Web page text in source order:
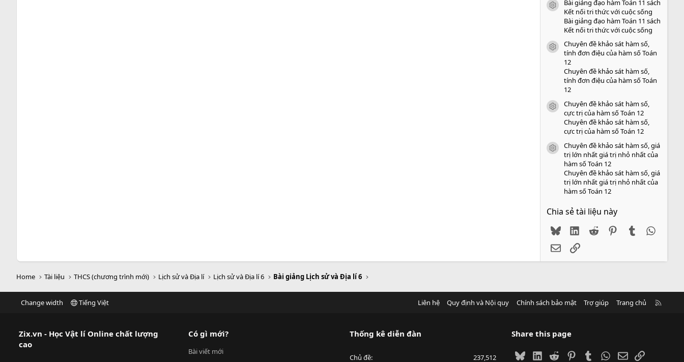
icon tài liệu
Bài giảng đạo hàm Toán 11 sách
Kết nối tri thức với cuộc sống
Bài giảng đạo hàm Toán 11 sách
Kết nối tri thức với cuộc sống
icon tài liệu
Chuyên đề khảo sát hàm số,
tính đơn điệu của hàm số Toán
12
Chuyên đề khảo sát hàm số,
tính đơn điệu của hàm số Toán
12
icon tài liệu
Chuyên đề khảo sát hàm số,
cực trị của hàm số Toán 12
Chuyên đề khảo sát hàm số,
cực trị của hàm số Toán 12
icon tài liệu
Chuyên đề khảo sát hàm số, giá
trị lớn nhất giá trị nhỏ nhất của
hàm số Toán 12
Chuyên đề khảo sát hàm số, giá
trị lớn nhất giá trị nhỏ nhất của
hàm số Toán 12
Chia sẻ tài liệu này
BlueskyLinkedIn
Reddit PinterestTumblr
EmailLink
Home Tài liệu THCS (chương trình mới) Lịch sử và Địa lí Lịch sử và Địa lí 6 Bài giảng Lịch sử và Địa lí 6
Change width Tiếng Việt Liên hệ Quy định và Nội quy Chính sách bảo mật Trợ giúp Trang chủ
Zix.vn - Học Vật lí Online chất lượng
cao
Có gì mới?
Bài viết mới
Thống kê diễn đàn
Chủ đề 237,512
Share this page
BlueskyLinkedIn
Reddit PinterestTumblrWhatsApp
EmailLink